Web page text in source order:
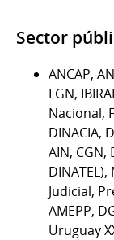
Sector
ANCAP,
FGN,
Nacional,
DINACIA,
AIN, CGN,
Judicial,
AMEPP,
Uruguay